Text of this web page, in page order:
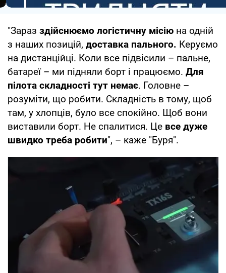
"Зараз здійснюємо логістичну місію на одній
з наших позицій, доставка пального. Керуємо
на дистанційці. Коли все підвісили – пальне,
батареї – ми підняли борт і працюємо. Для
пілота складності тут немає. Головне –
розуміти, що робити. Складність в тому, щоб
там, у хлопців, було все спокійно. Щоб вони
виставили борт. Не спалитися. Це все дуже
швидко треба робити", – каже "Буря".